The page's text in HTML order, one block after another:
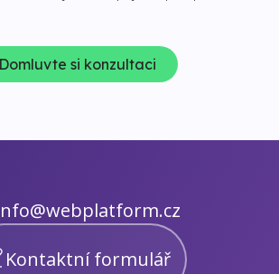
Domluvte si konzultaci
Kontaktní formulář